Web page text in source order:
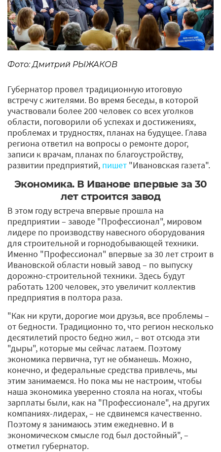
Фото: Дмитрий РЫЖАКОВ
Губернатор провел традиционную итоговую
встречу с жителями. Во время беседы, в которой
участвовали более 200 человек со всех уголков
области, поговорили об успехах и достижениях,
проблемах и трудностях, планах на будущее. Глава
региона ответил на вопросы о ремонте дорог,
записи к врачам, планах по благоустройству,
развитии предприятий, пишет "Ивановская газета".
Экономика. В Иванове впервые за 30
лет строится завод
В этом году встреча впервые прошла на
предприятии – заводе "Профессионал", мировом
лидере по производству навесного оборудования
для строительной и горнодобывающей техники.
Именно "Профессионал" впервые за 30 лет строит в
Ивановской области новый завод – по выпуску
дорожно-строительной техники. Здесь будут
работать 1200 человек, это увеличит коллектив
предприятия в полтора раза.
"Как ни крути, дорогие мои друзья, все проблемы –
от бедности. Традиционно то, что регион несколько
десятилетий просто бедно жил, – вот отсюда эти
"дыры", которые мы сейчас латаем. Поэтому
экономика первична, тут не обманешь. Можно,
конечно, и федеральные средства привлечь, мы
этим занимаемся. Но пока мы не настроим, чтобы
наша экономика уверенно стояла на ногах, чтобы
зарплаты были, как на "Профессионале", на других
компаниях-лидерах, – не сдвинемся качественно.
Поэтому я занимаюсь этим ежедневно. И в
экономическом смысле год был достойный", –
отметил губернатор.